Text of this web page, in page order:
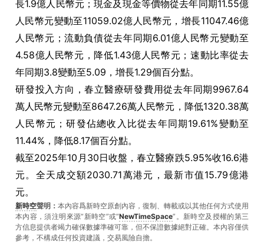
長1.9億人民幣元；現金及現金等價物從去年同期11.55億
人民幣元變動至11059.02億人民幣元，增長11047.46億
人民幣元；流動負債從去年同期6.01億人民幣元變動至
4.58億人民幣元，降低1.43億人民幣元；速動比率從去
年同期3.8變動至5.09，增長1.29個百分點。
研發投入方向，春立醫療研發費用從去年同期9967.64
萬人民幣元變動至8647.26萬人民幣元，降低1320.38萬
人民幣元；研發佔總收入比從去年同期19.61%變動至
11.44%，降低8.17個百分點。
截至2025年10月30日收盤，春立醫療跌5.95%收16.6港
元。全天成交額2030.71萬港元，最新市值15.79億港
元。
新時空聲明： 本內容爲新時空原創內容，復制、轉載或以其他任何方式使用
本內容，須注明來源“新時空”或“NewTimeSpace”。新時空及授權的第三
方信息提供者竭力確保數據準確可靠，但不保證數據絕對正確。本內容僅供
參考，不構成任何投資建議，交易風險自擔。